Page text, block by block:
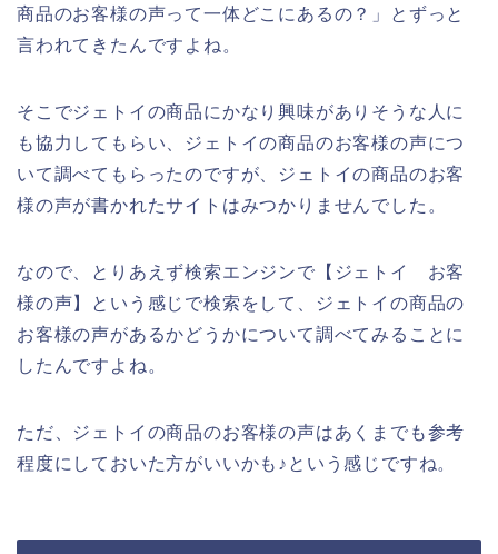
商品のお客様の声って一体どこにあるの？」とずっと
言われてきたんですよね。
そこでジェトイの商品にかなり興味がありそうな人に
も協力してもらい、ジェトイの商品のお客様の声につ
いて調べてもらったのですが、ジェトイの商品のお客
様の声が書かれたサイトはみつかりませんでした。
なので、とりあえず検索エンジンで【ジェトイ お客
様の声】という感じで検索をして、ジェトイの商品の
お客様の声があるかどうかについて調べてみることに
したんですよね。
ただ、ジェトイの商品のお客様の声はあくまでも参考
程度にしておいた方がいいかも♪という感じですね。